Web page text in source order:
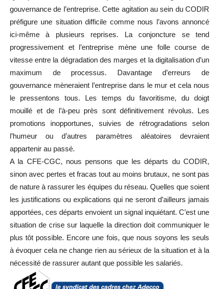
gouvernance de l’entreprise. Cette agitation au sein du CODIR
préfigure une situation difficile comme nous l’avons annoncé
ici-même à plusieurs reprises. La conjoncture se tend
progressivement et l’entreprise mène une folle course de
vitesse entre la dégradation des marges et la digitalisation d’un
maximum de processus. Davantage d’erreurs de
gouvernance mèneraient l’entreprise dans le mur et cela nous
le pressentons tous. Les temps du favoritisme, du doigt
mouillé et de l’à-peu près sont définitivement révolus. Les
promotions inopportunes, suivies de rétrogradations selon
l’humeur ou d’autres paramètres aléatoires devraient
appartenir au passé.
A la CFE-CGC, nous pensons que les départs du CODIR,
sinon avec pertes et fracas tout au moins brutaux, ne sont pas
de nature à rassurer les équipes du réseau. Quelles que soient
les justifications ou explications qui ne seront d’ailleurs jamais
apportées, ces départs envoient un signal inquiétant. C’est une
situation de crise sur laquelle la direction doit communiquer le
plus tôt possible. Encore une fois, que nous soyons les seuls
à évoquer cela ne change rien au sérieux de la situation et à la
nécessité de rassurer autant que possible les salariés.